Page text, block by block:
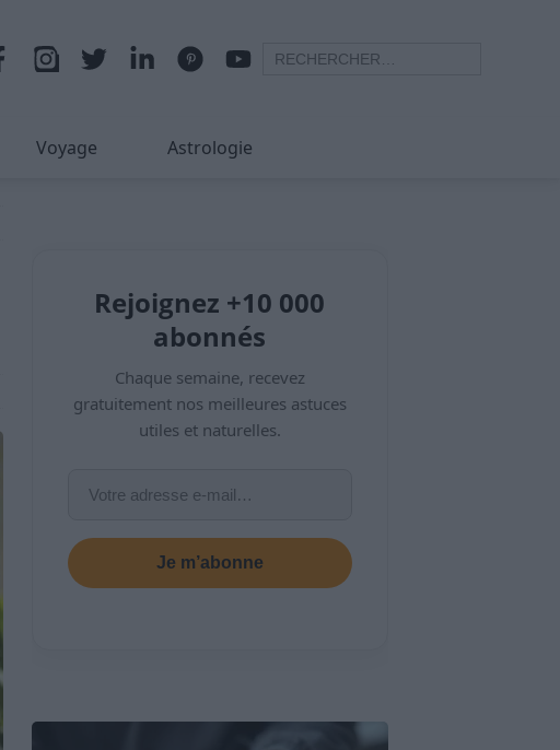
Voyage Astrologie
Rejoignez +10 000
abonnés
Chaque semaine, recevez
gratuitement nos meilleures astuces
utiles et naturelles.
Je m’abonne